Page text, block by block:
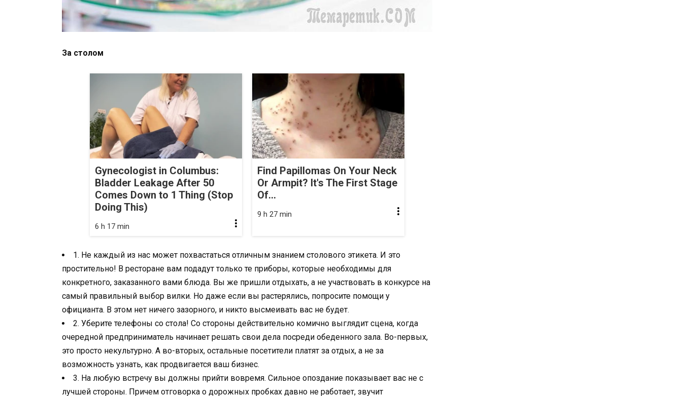
За столом
Gynecologist in Columbus:
Bladder Leakage After 50
Comes Down to 1 Thing (Stop
Doing This)
6 h 17 min
Find Papillomas On Your Neck
Or Armpit? It's The First Stage
Of...
9 h 27 min
1. Не каждый из нас может похвастаться отличным знанием столового этикета. И это
простительно! В ресторане вам подадут только те приборы, которые необходимы для
конкретного, заказанного вами блюда. Вы же пришли отдыхать, а не участвовать в конкурсе на
самый правильный выбор вилки. Но даже если вы растерялись, попросите помощи у
официанта. В этом нет ничего зазорного, и никто высмеивать вас не будет.
2. Уберите телефоны со стола! Со стороны действительно комично выглядит сцена, когда
очередной предприниматель начинает решать свои дела посреди обеденного зала. Во-первых,
это просто некультурно. А во-вторых, остальные посетители платят за отдых, а не за
возможность узнать, как продвигается ваш бизнес.
3. На любую встречу вы должны прийти вовремя. Сильное опоздание показывает вас не с
лучшей стороны. Причем отговорка о дорожных пробках давно не работает, звучит